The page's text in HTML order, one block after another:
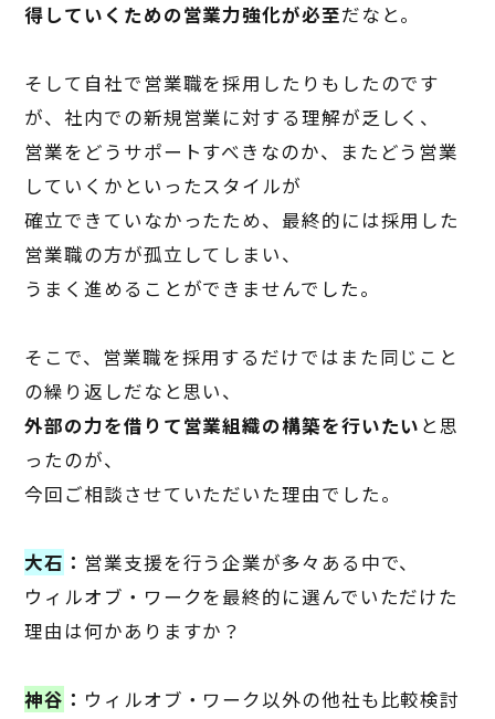
得していくための営業力強化が必至だなと。
そして自社で営業職を採用したりもしたのです
が、社内での新規営業に対する理解が乏しく、
営業をどうサポートすべきなのか、またどう営業
していくかといったスタイルが
確立できていなかったため、最終的には採用した
営業職の方が孤立してしまい、
うまく進めることができませんでした。
そこで、営業職を採用するだけではまた同じこと
の繰り返しだなと思い、
外部の力を借りて営業組織の構築を行いたい と思
ったのが、
今回ご相談させていただいた理由でした。
大石 ： 営業支援を行う企業が多々ある中で、
ウィルオブ・ワークを最終的に選んでいただけた
理由は何かありますか？
神谷 ： ウィルオブ・ワーク以外の他社も比較検討